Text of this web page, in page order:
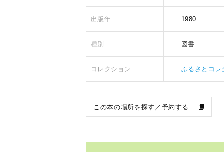
出版年 1980
種別 図書
コレクション ふるさとコレ
この本の場所を探す／予約する